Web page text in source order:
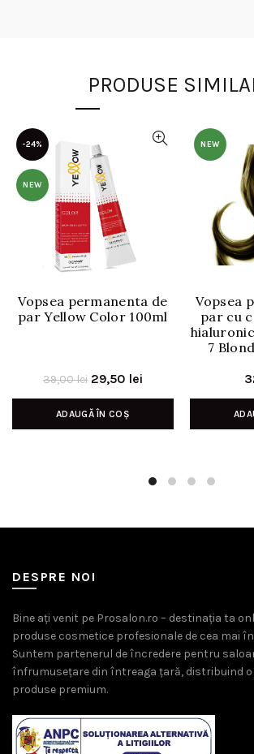
PRODUSE
-24%
NEW
Vopsea permanenta de
par Yellow Color 100ml
39,00lei Prețul
inițial
a
29,50 lei
curent
ADAUGĂ ÎN COȘ
NEW
Vopsea
par cu
7
DESPRE NOI
Bine ați venit pe Prosalon.ro – destinația ta
produse cosmetice profesionale de cea mai
Suntem partenerul de încredere pentru
înfrumusețare din întreaga țară, distribuind o
produse premium.